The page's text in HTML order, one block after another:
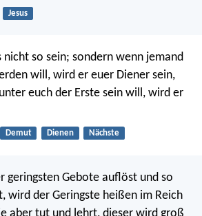
Jesus
so sein; sondern wenn jemand
will, wird er euer Diener sein,
euch der Erste sein will, wird er
Demut Dienen Nächste
geringsten Gebote auflöst und so
wird der Geringste heißen im Reich
aber tut und lehrt, dieser wird groß